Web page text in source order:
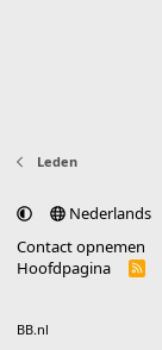
Leden
Nederlands
Contact opnemen
Hoofdpagina
R
BB.nl